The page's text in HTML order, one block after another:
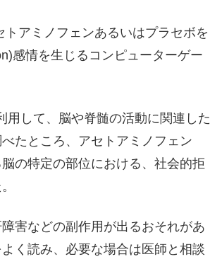
アミノフェンあるいはプラセボを
感情を生じるコンピューターゲー
して、脳や脊髄の活動に関連した
たところ、アセトアミノフェン
の特定の部位における、社会的拒
害などの副作用が出るおそれがあ
く読み、必要な場合は医師と相談